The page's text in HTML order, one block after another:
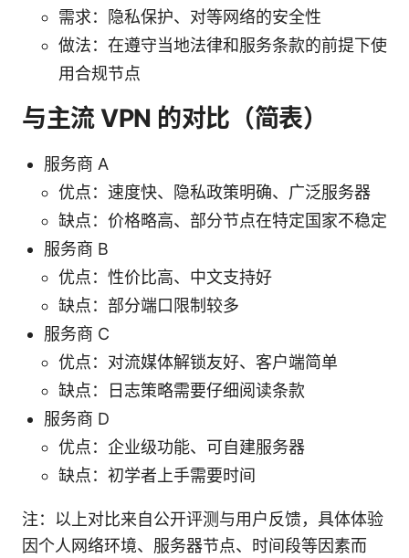
需求：隐私保护、对等网络的安全性
做法：在遵守当地法律和服务条款的前提下使
用合规节点
与主流 VPN 的对比（简表）
服务商 A
优点：速度快、隐私政策明确、广泛服务器
缺点：价格略高、部分节点在特定国家不稳定
服务商 B
优点：性价比高、中文支持好
缺点：部分端口限制较多
服务商 C
优点：对流媒体解锁友好、客户端简单
缺点：日志策略需要仔细阅读条款
服务商 D
优点：企业级功能、可自建服务器
缺点：初学者上手需要时间
注：以上对比来自公开评测与用户反馈，具体体验
因个人网络环境、服务器节点、时间段等因素而